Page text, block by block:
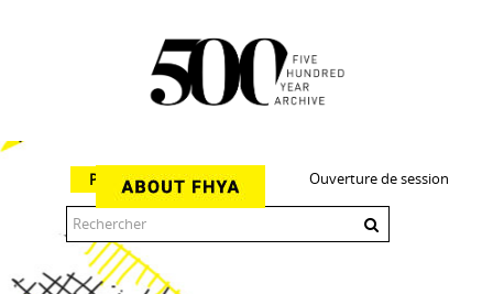
Ouverture de session
Parcourir